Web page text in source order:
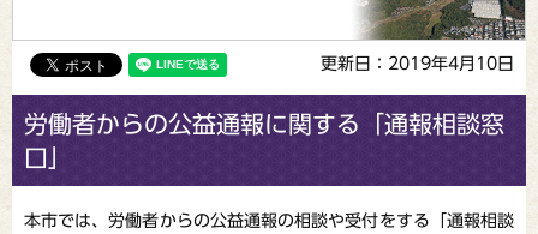
更新日：2019年4月10日
労働者からの公益通報に関する「通報相談窓
口」
本市では、労働者からの公益通報の相談や受付をする「通報相談